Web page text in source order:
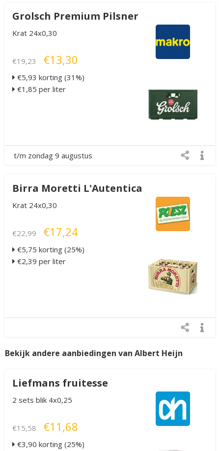
Grolsch Premium Pilsner
Krat 24x0,30
€19,23 €13,30
€5,93 korting (31%)
€1,85 per liter
t/m zondag 9 augustus
Birra Moretti L'Autentica
Krat 24x0,30
€22,99 €17,24
€5,75 korting (25%)
€2,39 per liter
Bekijk andere aanbiedingen van Albert Heijn
Liefmans fruitesse
2 sets blik 4x0,25
€15,58 €11,68
€3,90 korting (25%)